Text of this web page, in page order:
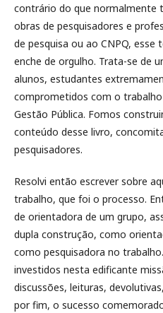
contrário do que normalmente
obras de pesquisadores e
de pesquisa ou ao CNPQ,
enche de orgulho. Trata-se de
alunos, estudantes
comprometidos com o
Gestão Pública. Fomos
conteúdo desse livro,
pesquisadores.
Resolvi então escrever sobre
trabalho, que foi o processo.
de orientadora de um grupo,
dupla construção, como
como pesquisadora no
investidos nesta edificante
discussões, leituras,
por fim, o sucesso